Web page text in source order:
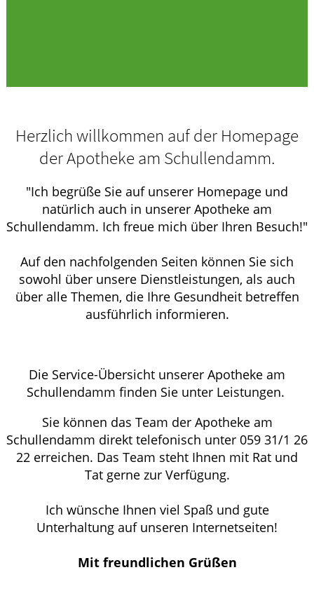
Herzlich willkommen auf der Homepage
der Apotheke am Schullendamm.
"Ich begrüße Sie auf unserer Homepage und
natürlich auch in unserer Apotheke am
Schullendamm. Ich freue mich über Ihren Besuch!"
Auf den nachfolgenden Seiten können Sie sich
sowohl über unsere Dienstleistungen, als auch
über alle Themen, die Ihre Gesundheit betreffen
ausführlich informieren.
Die Service-Übersicht unserer Apotheke am
Schullendamm finden Sie unter Leistungen.
Sie können das Team der Apotheke am
Schullendamm direkt telefonisch unter 059 31/1 26
22 erreichen. Das Team steht Ihnen mit Rat und
Tat gerne zur Verfügung.
Ich wünsche Ihnen viel Spaß und gute
Unterhaltung auf unseren Internetseiten!
Mit freundlichen Grüßen